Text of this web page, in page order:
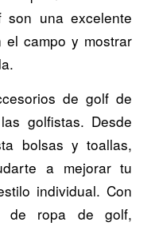
una excelente
el campo y mostrar
de golf de
golfistas. Desde
bolsas y toallas,
a mejorar tu
individual. Con
de ropa de golf,